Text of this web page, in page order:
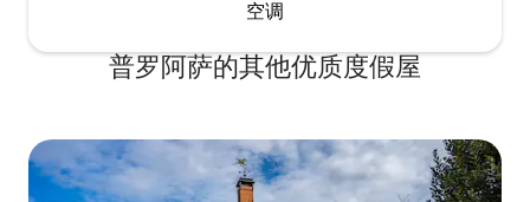
空调
普罗阿萨的其他优质度假屋